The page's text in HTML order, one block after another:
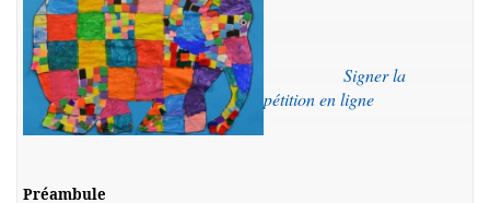
Signer la
pétition en ligne
Préambule